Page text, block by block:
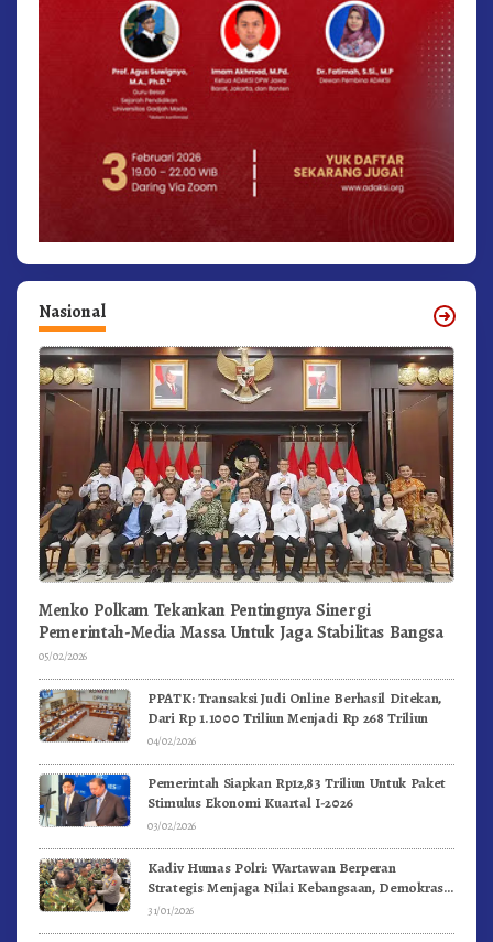
Nasional
Menko Polkam Tekankan Pentingnya Sinergi
Pemerintah-Media Massa Untuk Jaga Stabilitas Bangsa
05/02/2026
PPATK: Transaksi Judi Online Berhasil Ditekan,
Dari Rp 1.1000 Triliun Menjadi Rp 268 Triliun
04/02/2026
Pemerintah Siapkan Rp12,83 Triliun Untuk Paket
Stimulus Ekonomi Kuartal I-2026
03/02/2026
Kadiv Humas Polri: Wartawan Berperan
Strategis Menjaga Nilai Kebangsaan, Demokrasi,
dan NKRI
31/01/2026